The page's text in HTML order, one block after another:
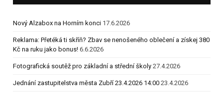
Nový Alzabox na Horním konci 17.6.2026
Reklama: Přetéká ti skříň? Zbav se nenošeného oblečení a získej 380
Kč na ruku jako bonus! 6.6.2026
Fotografická soutěž pro základní a střední školy 27.4.2026
Jednání zastupitelstva města Zubří 23.4.2026 14:00 23.4.2026